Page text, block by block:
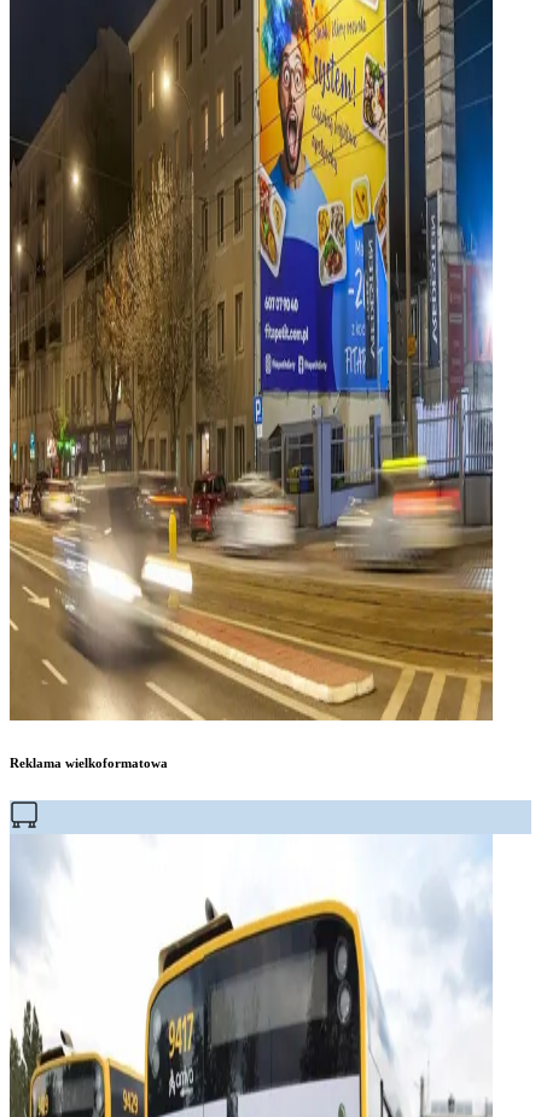
Reklama wielkoformatowa